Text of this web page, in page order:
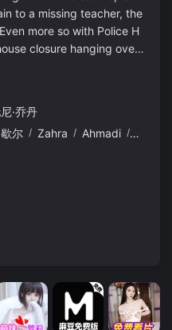
to a missing teacher, the
more so with Police H
closure hanging over
·乔丹
尔 / Zahra / Ahmadi / 迪兰·